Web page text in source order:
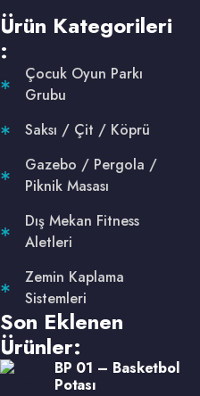
Ürün Kategorileri
:
Çocuk Oyun Parkı
Grubu
Saksı / Çit / Köprü
Gazebo / Pergola /
Piknik Masası
Dış Mekan Fitness
Aletleri
Zemin Kaplama
Sistemleri
Son Eklenen
Ürünler:
BP 01 – Basketbol
Potası